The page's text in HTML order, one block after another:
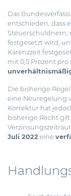
Das
entschieden, dass
Steuerschuldnern,
festgesetzt wird,
Karenzzeit
mit 0,5 Prozent
Die bisherige
eine Neuregelung
Korrektur hat
bisherige Recht
Juli 2022 eine